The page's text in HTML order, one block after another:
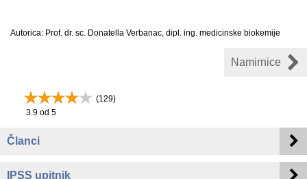
Autorica: Prof. dr. sc. Donatella Verbanac, dipl. ing. medicinske biokemije
Namirnice
(129)
3.9 od 5
Članci
IPSS upitnik